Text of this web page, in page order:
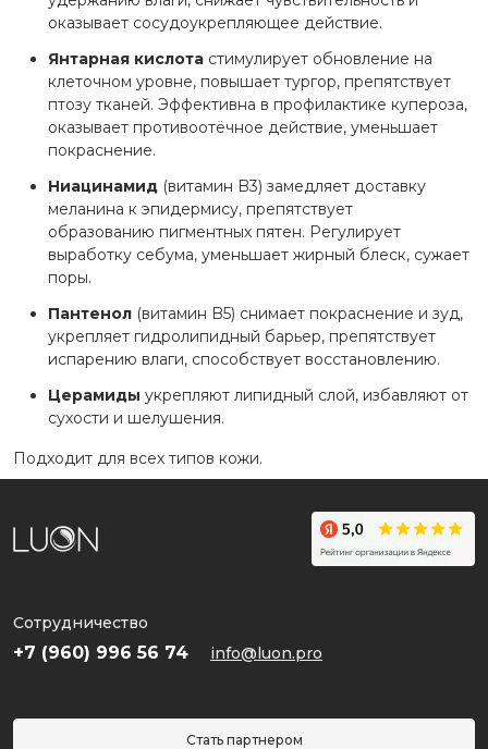
оказывает сосудоукрепляющее действие.
Янтарная кислота стимулирует обновление на
клеточном уровне, повышает тургор, препятствует
птозу тканей. Эффективна в профилактике купероза,
оказывает противоотёчное действие, уменьшает
покраснение.
Ниацинамид (витамин B3) замедляет доставку
меланина к эпидермису, препятствует
образованию пигментных пятен. Регулирует
выработку себума, уменьшает жирный блеск, сужает
поры.
Пантенол (витамин B5) снимает покраснение и зуд,
укрепляет гидролипидный барьер, препятствует
испарению влаги, способствует восстановлению.
Церамиды укрепляют липидный слой, избавляют от
сухости и шелушения.
Подходит для всех типов кожи.
Сотрудничество
+7 (960) 996 56 74 info@luon.pro
Стать партнером